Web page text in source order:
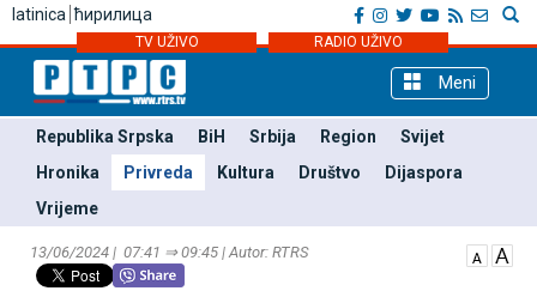
latinica ћирилица
TV UŽIVO RADIO UŽIVO
Meni
Republika Srpska BiH Srbija Region
Svijet
Hronika
Privreda Kultura Društvo
Dijaspora
Vrijeme
13/06/2024 | 07:41 ⇒ 09:45 | Autor: RTRS